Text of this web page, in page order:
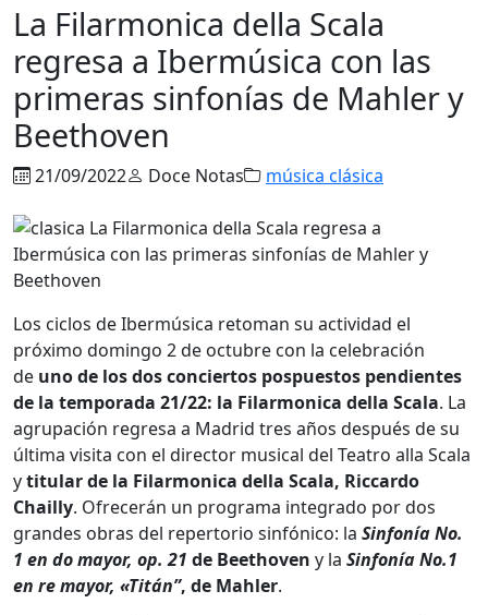
La Filarmonica della Scala
regresa a Ibermúsica con las
primeras sinfonías de Mahler y
Beethoven
21/09/2022 Doce Notas música clásica
Los ciclos de Ibermúsica retoman su actividad el
próximo domingo 2 de octubre con la celebración
de uno de los dos conciertos pospuestos pendientes
de la temporada 21/22: la Filarmonica della Scala. La
agrupación regresa a Madrid tres años después de su
última visita con el director musical del Teatro alla Scala
ytitular de la Filarmonica della Scala, Riccardo
Chailly. Ofrecerán un programa integrado por dos
grandes obras del repertorio sinfónico: la Sinfonía No.
1 en do mayor, op. 21 de Beethoven y la Sinfonía No.1
en re mayor, «Titán”, de Mahler.